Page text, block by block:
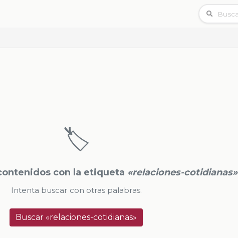
🏷️
con la etiqueta «relaciones-cotidianas»
Intenta buscar con otras palabras.
Buscar «relaciones-cotidianas»